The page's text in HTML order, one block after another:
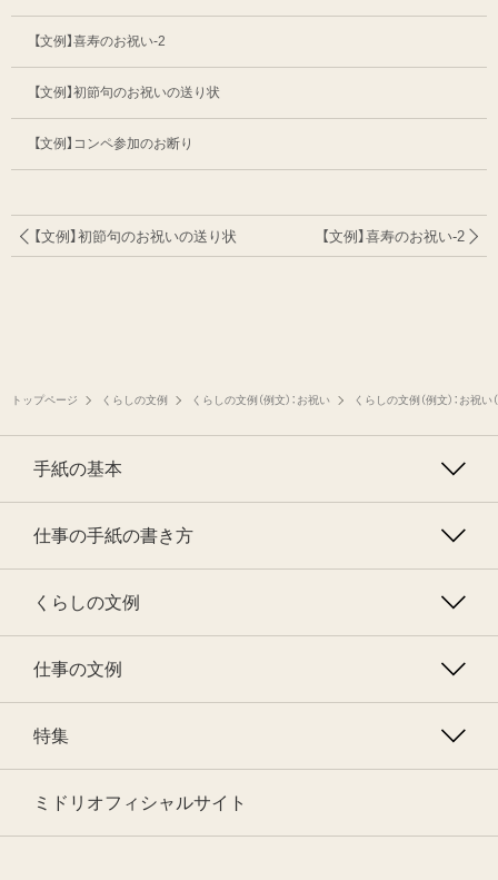
【文例】喜寿のお祝い-2
【文例】初節句のお祝いの送り状
【文例】コンペ参加のお断り
【文例】初節句のお祝いの送り状 【文例】喜寿のお祝い-2
トップページ くらしの文例 くらしの文例（例文）：お祝い くらしの文例（例文）：お祝い
手紙の基本
仕事の手紙の書き方
くらしの文例
仕事の文例
特集
ミドリオフィシャルサイト